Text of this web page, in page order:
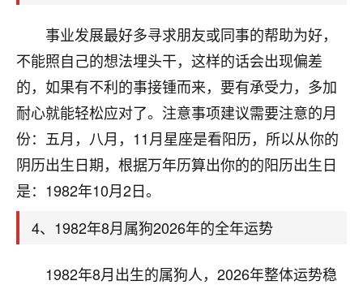
事业发展最好多寻求朋友或同事的帮助为好，
不能照自己的想法埋头干，这样的话会出现偏差
的，如果有不利的事接锺而来，要有承受力，多加
耐心就能轻松应对了。注意事项建议需要注意的月
份：五月，八月，11月星座是看阳历，所以从你的
阴历出生日期，根据万年历算出你的的阳历出生日
是：1982年10月2日。
4、1982年8月属狗2026年的全年运势
1982年8月出生的属狗人，2026年整体运势稳
心若莲花
我是做餐饮的，这两年，生意屡屡受挫，店开一家关
一家，要么生意不好，生意好的就出事。前些年攒的
家底快败光了，真是倒霉！我也想找人看看到底怎么
回事？
鹿森 ：你可以找老师看看，人有时不服命不行
啊！
太阳当空赵：我也做餐饮的，生意不算大，但
是我从找店开始都是找慧来老师跟进的，选
址、风水、还有开业日子，哪哪都看了，虽然
刚找老师做了补财库，希望财运更好一点！